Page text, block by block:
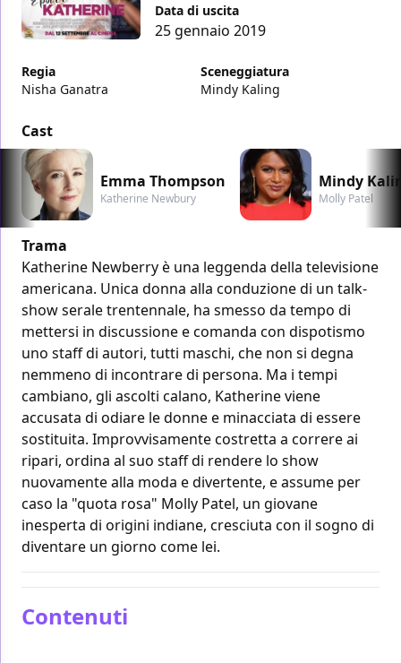
Data di uscita
25 gennaio 2019
Regia
Nisha Ganatra
Sceneggiatura
Mindy Kaling
Cast
Emma Thompson
Katherine Newbury
Mindy
Molly Patel
Trama
Katherine Newberry è una leggenda della televisione
americana. Unica donna alla conduzione di un talk-
show serale trentennale, ha smesso da tempo di
mettersi in discussione e comanda con dispotismo
uno staff di autori, tutti maschi, che non si degna
nemmeno di incontrare di persona. Ma i tempi
cambiano, gli ascolti calano, Katherine viene
accusata di odiare le donne e minacciata di essere
sostituita. Improvvisamente costretta a correre ai
ripari, ordina al suo staff di rendere lo show
nuovamente alla moda e divertente, e assume per
caso la "quota rosa" Molly Patel, un giovane
inesperta di origini indiane, cresciuta con il sogno di
diventare un giorno come lei.
Contenuti